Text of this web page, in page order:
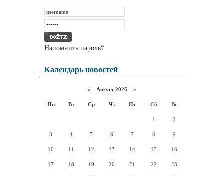
Напомнить пароль?
Календарь новостей
« Август 2026 »
Пн Вт Ср Чт Пт Сб Вс
1 2
3 4 5 6 7 8 9
10 11 12 13 14 15 16
17 18 19 20 21 22 23